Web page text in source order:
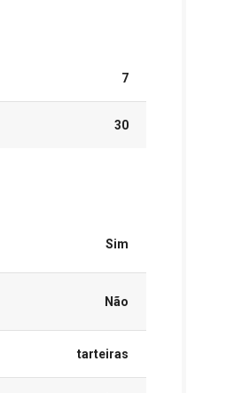
7
30
Sim
Não
tarteiras